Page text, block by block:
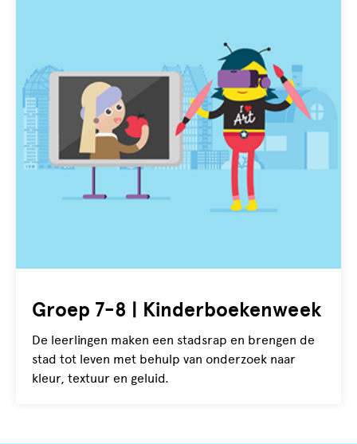
Groep 7-8 | Kinderboekenweek
De leerlingen maken een stadsrap en brengen de
stad tot leven met behulp van onderzoek naar
kleur, textuur en geluid.